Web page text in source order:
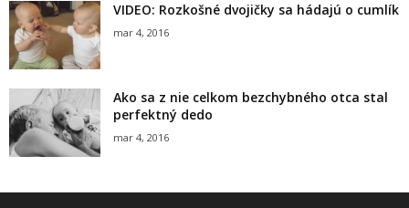
VIDEO: Rozkošné dvojičky sa hádajú o cumlík
mar 4, 2016
Ako sa z nie celkom bezchybného otca stal
perfektný dedo
mar 4, 2016